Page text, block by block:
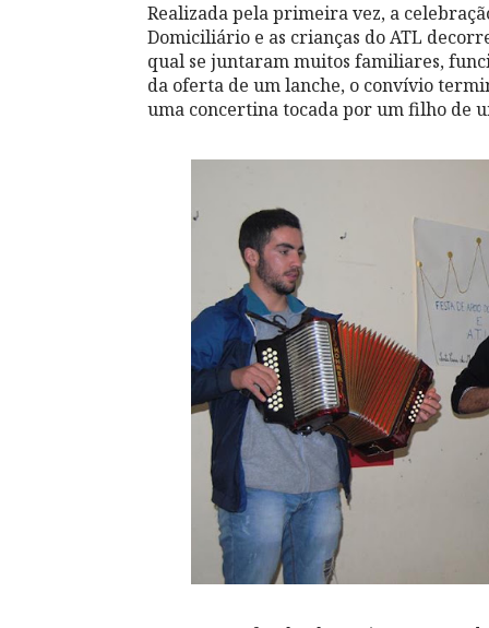
Realizada pela primeira vez, a
Domiciliário e as crianças do ATL
qual se juntaram muitos familiares,
da oferta de um lanche, o convívio
uma concertina tocada por um filho de